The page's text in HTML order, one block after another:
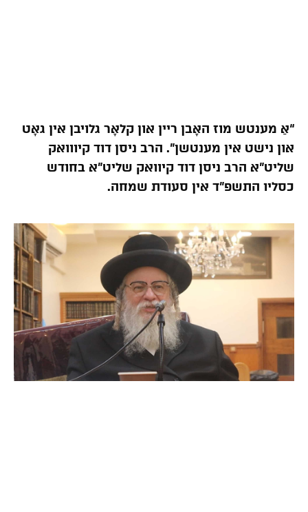
“אַ מענטש מוז האָבן ריין און קלאָר גלויבן אין גאָט
און נישט אין מענטשן”. הרב ניסן דוד קיווואק
שליט”א הרב ניסן דוד קיוואק שליט”א בחודש
כסליו התשפ”ד אין סעודת שמחה.